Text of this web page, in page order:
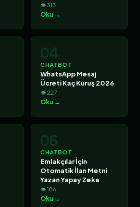
👁 313
Oku →
04
CHATBOT
WhatsApp Mesaj
Ücreti Kaç Kuruş 2026
👁 227
Oku →
06
CHATBOT
Emlakçılar İçin
Otomatik İlan Metni
Yazan Yapay Zeka
👁 186
Oku →